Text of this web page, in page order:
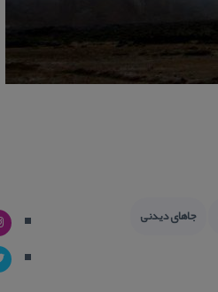
جاهای دیدنی